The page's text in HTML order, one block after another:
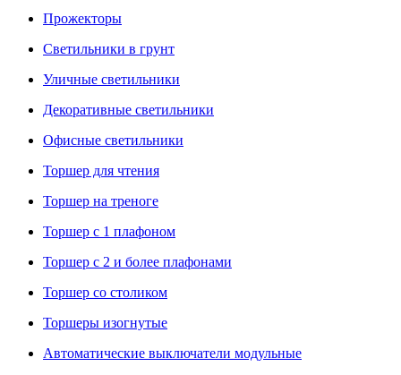
Прожекторы
Светильники в грунт
Уличные светильники
Декоративные светильники
Офисные светильники
Торшер для чтения
Торшер на треноге
Торшер с 1 плафоном
Торшер с 2 и более плафонами
Торшер со столиком
Торшеры изогнутые
Автоматические выключатели модульные